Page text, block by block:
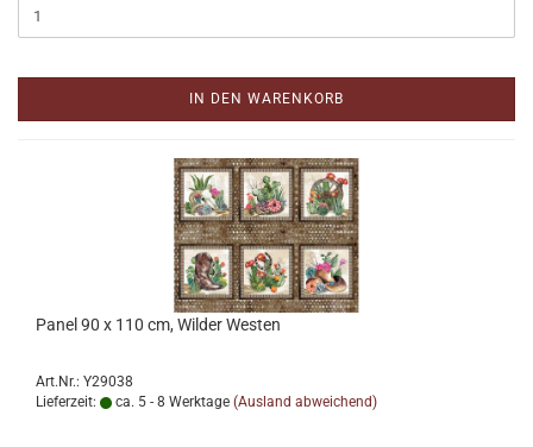
IN DEN WARENKORB
Panel 90 x 110 cm, Wilder Westen
Art.Nr.: Y29038
Lieferzeit:
ca. 5 - 8 Werktage (Ausland abweichend)